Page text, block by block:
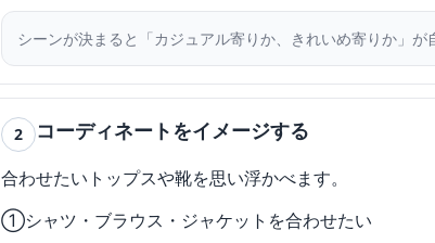
シーンが決まると「カジュアル寄りか、きれいめ寄りか」が
2 コーディネートをイメージする
合わせたいトップスや靴を思い浮かべます。
①シャツ・ブラウス・ジャケットを合わせたい